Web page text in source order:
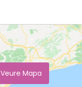
Veure Mapa